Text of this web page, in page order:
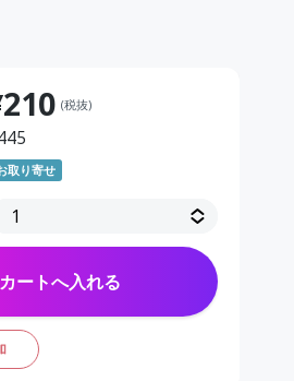
210 (税抜)
取り寄せ
カートへ入れる